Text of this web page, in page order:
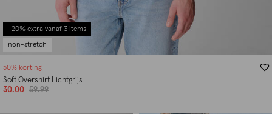
-20% extra vanaf 3 items
non-stretch
50% korting
Soft Overshirt Lichtgrijs
30.00
59.99